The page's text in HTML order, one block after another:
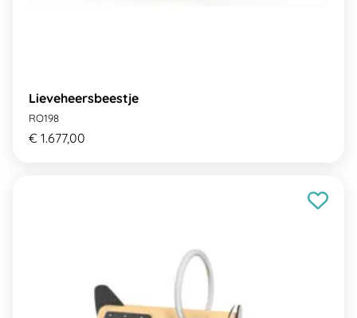
Lieveheersbeestje
RO198
€ 1.677,00